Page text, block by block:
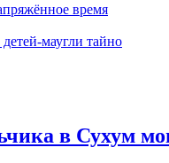
время
маугли тайно
в Сухум